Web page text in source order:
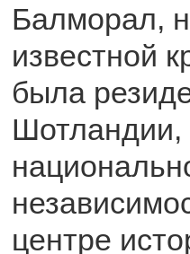
Балморал,
известной
была
Шотландии,
центре